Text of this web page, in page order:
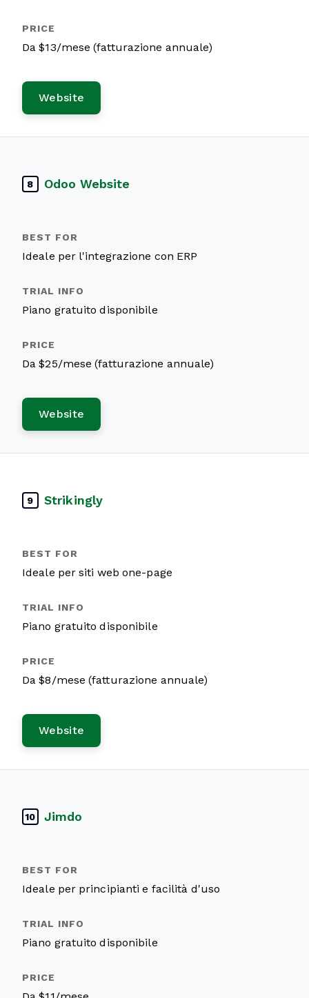
Da $13/mese (fatturazione annuale)
Website
8 Odoo Website
Ideale per l'integrazione con ERP
Piano gratuito disponibile
Da $25/mese (fatturazione annuale)
Website
9 Strikingly
Ideale per siti web one-page
Piano gratuito disponibile
Da $8/mese (fatturazione annuale)
Website
10 Jimdo
Ideale per principianti e facilità d'uso
Piano gratuito disponibile